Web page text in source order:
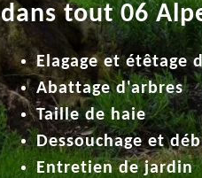
dans tout 06
Elagage et étêtage
Abattage d'arbres
Taille de haie
Dessouchage et
Entretien de jardin